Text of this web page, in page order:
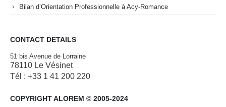
Bilan d’Orientation Professionnelle à Acy-Romance
CONTACT DETAILS
51 bis Avenue de Lorraine
78110 Le Vésinet
Tél : +33 1 41 200 220
COPYRIGHT ALOREM © 2005-2024